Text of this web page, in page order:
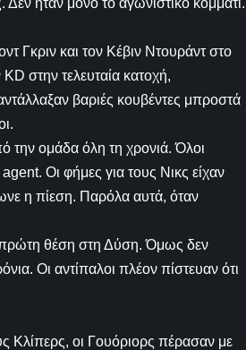
ήταν μόνο το αγωνιστικό κομμάτι.
Γκριν και τον Κέβιν Ντουράντ στο
στην τελευταία κατοχή,
βαριές κουβέντες μπροστά
την ομάδα όλη τη χρονιά. Όλοι
Οι φήμες για τους Νικς είχαν
η πίεση. Παρόλα αυτά, όταν
πρώτη θέση στη Δύση. Όμως δεν
Οι αντίπαλοι πλέον πίστευαν ότι
Κλίπερς, οι Γουόριορς πέρασαν με